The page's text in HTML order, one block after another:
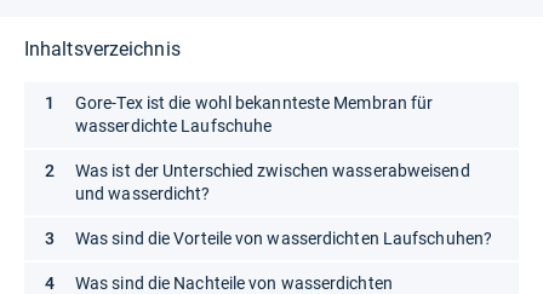
Inhaltsverzeichnis
Gore-Tex ist die wohl bekannteste Membran für
wasserdichte Laufschuhe
Was ist der Unterschied zwischen wasserabweisend
und wasserdicht?
Was sind die Vorteile von wasserdichten Laufschuhen?
Was sind die Nachteile von wasserdichten